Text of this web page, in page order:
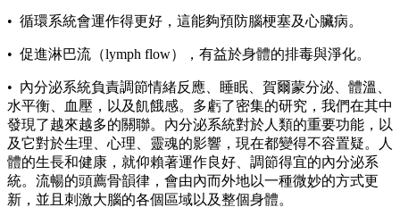
• 循環系統會運作得更好，這能夠預防腦梗塞及心臟病。
• 促進淋巴流（lymph flow），有益於身體的排毒與淨化。
• 內分泌系統負責調節情緒反應、睡眠、賀爾蒙分泌、體溫、
水平衡、血壓，以及飢餓感。多虧了密集的研究，我們在其中
發現了越來越多的關聯。內分泌系統對於人類的重要功能，以
及它對於生理、心理、靈魂的影響，現在都變得不容置疑。人
體的生長和健康，就仰賴著運作良好、調節得宜的內分泌系
統。流暢的頭薦骨韻律，會由內而外地以一種微妙的方式更
新，並且刺激大腦的各個區域以及整個身體。